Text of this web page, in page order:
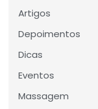
Artigos
Depoimentos
Dicas
Eventos
Massagem